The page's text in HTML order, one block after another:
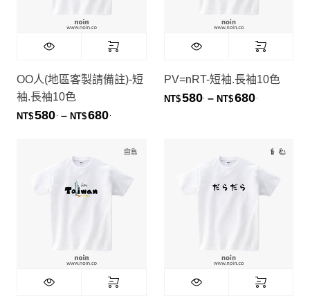
OO人(地區客製請備註)-短
袖.長袖10色
NT$580 – NT$680價格範圍：NT$580. 到 NT$680.
PV=nRT-短袖.長袖10色
NT$580 – NT$680